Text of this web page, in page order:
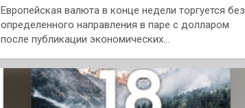
Европейская валюта в конце недели торгуется без
определенного направления в паре с долларом
после публикации экономических…